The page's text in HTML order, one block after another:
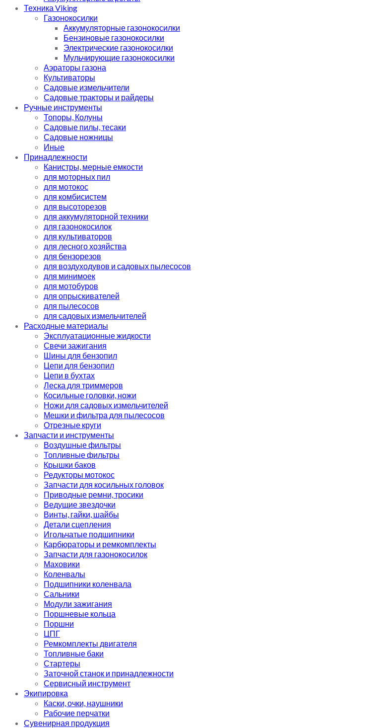
Техника Viking
Газонокосилки
Аккумуляторные газонокосилки
Бензиновые газонокосилки
Электрические газонокосилки
Мульчирующие газонокосилки
Аэраторы газона
Культиваторы
Садовые измельчители
Садовые тракторы и райдеры
Ручные инструменты
Топоры, Колуны
Садовые пилы, тесаки
Садовые ножницы
Иные
Принадлежности
Канистры, мерные емкости
для моторных пил
для мотокос
для комбисистем
для высоторезов
для аккумуляторной техники
для газонокосилок
для культиваторов
для лесного хозяйства
для бензорезов
для воздуходувов и садовых пылесосов
для минимоек
для мотобуров
для опрыскивателей
для пылесосов
для садовых измельчителей
Расходные материалы
Эксплуатационные жидкости
Свечи зажигания
Шины для бензопил
Цепи для бензопил
Цепи в бухтах
Леска для триммеров
Косильные головки, ножи
Ножи для садовых измельчителей
Мешки и фильтра для пылесосов
Отрезные круги
Запчасти и инструменты
Воздушные фильтры
Топливные фильтры
Крышки баков
Редукторы мотокос
Запчасти для косильных головок
Приводные ремни, тросики
Ведущие звездочки
Винты, гайки, шайбы
Детали сцепления
Игольчатые подшипники
Карбюраторы и ремкомплекты
Запчасти для газонокосилок
Маховики
Коленвалы
Подшипники коленвала
Сальники
Модули зажигания
Поршневые кольца
Поршни
ЦПГ
Ремкомплекты двигателя
Топливные баки
Стартеры
Заточной станок и принадлежности
Сервисный инструмент
Экипировка
Каски, очки, наушники
Рабочие перчатки
Сувенирная продукция